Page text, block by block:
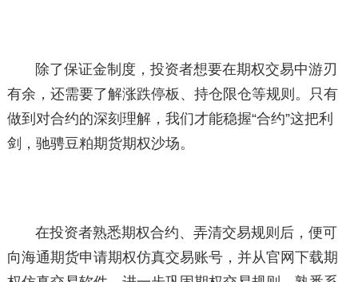
除了保证金制度，投资者想要在期权交易中游刃
有余，还需要了解涨跌停板、持仓限仓等规则。只有
做到对合约的深刻理解，我们才能稳握“合约”这把利
剑，驰骋豆粕期货期权沙场。
在投资者熟悉期权合约、弄清交易规则后，便可
向海通期货申请期权仿真交易账号，并从官网下载期